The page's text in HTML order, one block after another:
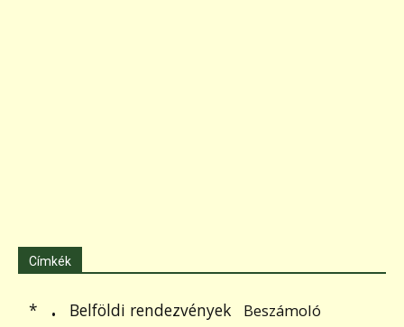
Címkék
* . Belföldi rendezvények Beszámoló